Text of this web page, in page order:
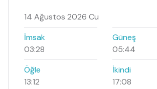
14 Ağustos 2026 Cu
İmsak
03:28
Güneş
05:44
Öğle
13:12
İkindi
17:08